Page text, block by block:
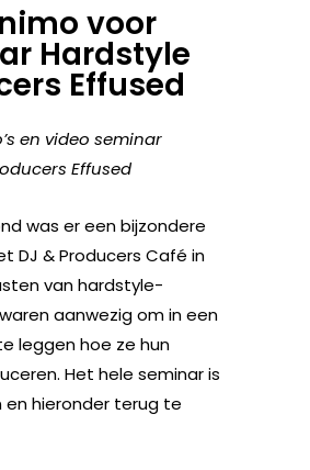
voor
Hardstyle
Effused
en video seminar
Effused
was er een bijzondere
DJ & Producers Café in
van hardstyle-
waren aanwezig om in een
leggen hoe ze hun
Het hele seminar is
hieronder terug te